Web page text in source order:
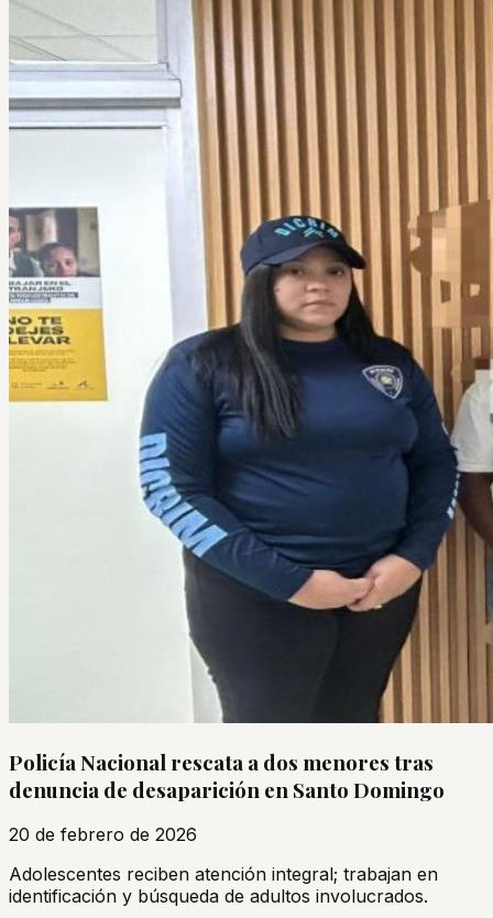
Policía Nacional rescata a dos menores tras
denuncia de desaparición en Santo Domingo
20 de febrero de 2026
Adolescentes reciben atención integral; trabajan en
identificación y búsqueda de adultos involucrados.